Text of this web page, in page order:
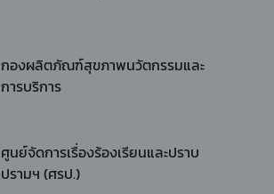
กองผลิตภัณฑ์สุขภาพนวัตกรรมและ
การบริการ
ศูนย์จัดการเรื่องร้องเรียนและปราบ
ปรามฯ (ศรป.)